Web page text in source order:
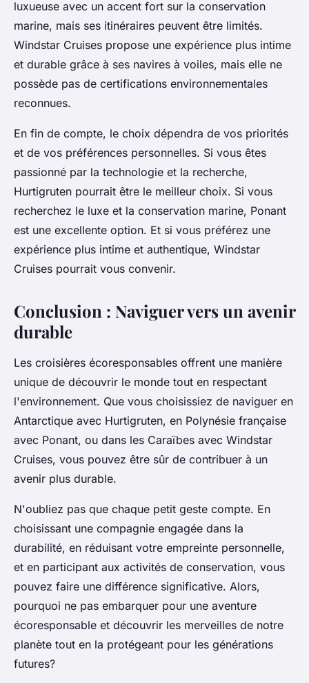
luxueuse avec un accent fort sur la conservation
marine, mais ses itinéraires peuvent être limités.
Windstar Cruises propose une expérience plus intime
et durable grâce à ses navires à voiles, mais elle ne
possède pas de certifications environnementales
reconnues.
En fin de compte, le choix dépendra de vos priorités
et de vos préférences personnelles. Si vous êtes
passionné par la technologie et la recherche,
Hurtigruten pourrait être le meilleur choix. Si vous
recherchez le luxe et la conservation marine, Ponant
est une excellente option. Et si vous préférez une
expérience plus intime et authentique, Windstar
Cruises pourrait vous convenir.
Conclusion : Naviguer vers un avenir
durable
Les croisières écoresponsables offrent une manière
unique de découvrir le monde tout en respectant
l'environnement. Que vous choisissiez de naviguer en
Antarctique avec Hurtigruten, en Polynésie française
avec Ponant, ou dans les Caraïbes avec Windstar
Cruises, vous pouvez être sûr de contribuer à un
avenir plus durable.
N'oubliez pas que chaque petit geste compte. En
choisissant une compagnie engagée dans la
durabilité, en réduisant votre empreinte personnelle,
et en participant aux activités de conservation, vous
pouvez faire une différence significative. Alors,
pourquoi ne pas embarquer pour une aventure
écoresponsable et découvrir les merveilles de notre
planète tout en la protégeant pour les générations
futures?